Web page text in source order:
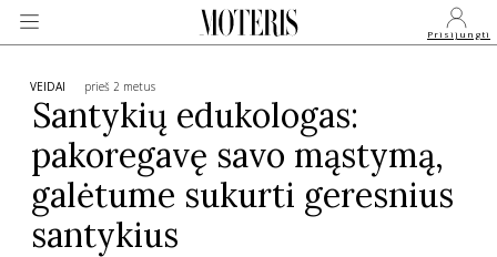
Prisijungti
VEIDAI
MONARCHIJA
VEIDAI prieš 2 metus
Santykių edukologas:
pakoregavę savo mąstymą,
galėtume sukurti geresnius
santykius